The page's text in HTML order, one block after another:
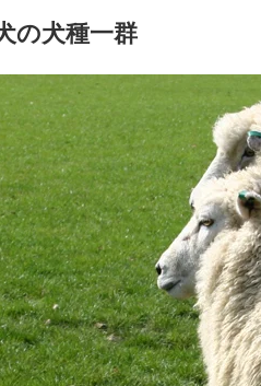
の犬種一群